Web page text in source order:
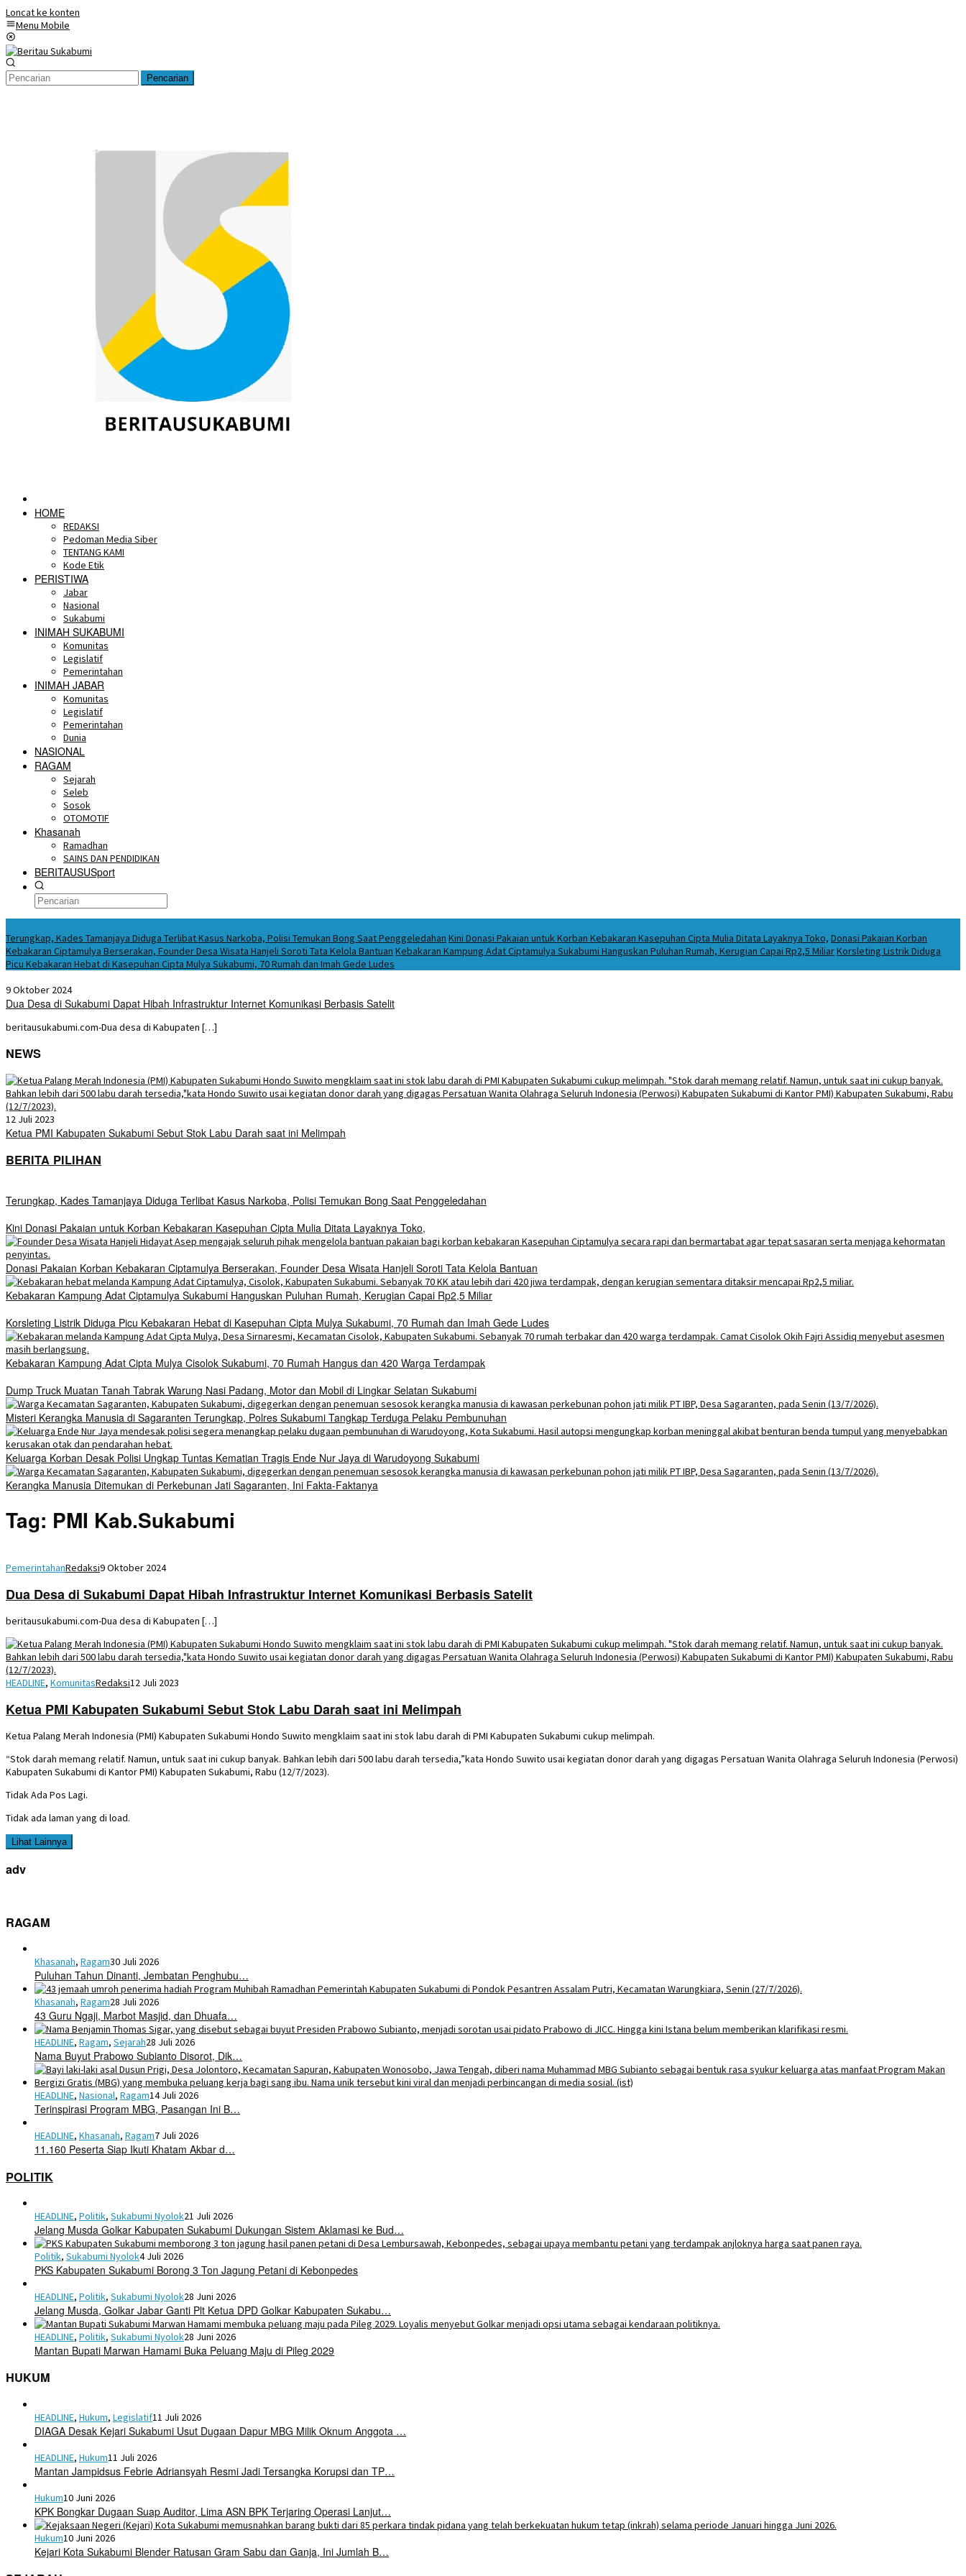
Loncat ke konten
Menu Mobile
Pencarian
HOME
REDAKSI
Pedoman Media Siber
TENTANG KAMI
Kode Etik
PERISTIWA
Jabar
Nasional
Sukabumi
INIMAH SUKABUMI
Komunitas
Legislatif
Pemerintahan
INIMAH JABAR
Komunitas
Legislatif
Pemerintahan
Dunia
NASIONAL
RAGAM
Sejarah
Seleb
Sosok
OTOMOTIF
Khasanah
Ramadhan
SAINS DAN PENDIDIKAN
BERITAUSUSport
Terungkap, Kades Tamanjaya Diduga Terlibat Kasus Narkoba, Polisi Temukan Bong Saat Penggeledahan Kini Donasi Pakaian untuk Korban Kebakaran Kasepuhan Cipta Mulia Ditata Layaknya Toko, Donasi Pakaian Korban
Kebakaran Ciptamulya Berserakan, Founder Desa Wisata Hanjeli Soroti Tata Kelola Bantuan Kebakaran Kampung Adat Ciptamulya Sukabumi Hanguskan Puluhan Rumah, Kerugian Capai Rp2,5 MiliarKorsleting Listrik Diduga
Picu Kebakaran Hebat di Kasepuhan Cipta Mulya Sukabumi, 70 Rumah dan Imah Gede Ludes
9 Oktober 2024
Dua Desa di Sukabumi Dapat Hibah Infrastruktur Internet Komunikasi Berbasis Satelit
beritausukabumi.com-Dua desa di Kabupaten […]
NEWS
12 Juli 2023
Ketua PMI Kabupaten Sukabumi Sebut Stok Labu Darah saat ini Melimpah
BERITA PILIHAN
Terungkap, Kades Tamanjaya Diduga Terlibat Kasus Narkoba, Polisi Temukan Bong Saat Penggeledahan
Kini Donasi Pakaian untuk Korban Kebakaran Kasepuhan Cipta Mulia Ditata Layaknya Toko,
Donasi Pakaian Korban Kebakaran Ciptamulya Berserakan, Founder Desa Wisata Hanjeli Soroti Tata Kelola Bantuan
Kebakaran Kampung Adat Ciptamulya Sukabumi Hanguskan Puluhan Rumah, Kerugian Capai Rp2,5 Miliar
Korsleting Listrik Diduga Picu Kebakaran Hebat di Kasepuhan Cipta Mulya Sukabumi, 70 Rumah dan Imah Gede Ludes
Kebakaran Kampung Adat Cipta Mulya Cisolok Sukabumi, 70 Rumah Hangus dan 420 Warga Terdampak
Dump Truck Muatan Tanah Tabrak Warung Nasi Padang, Motor dan Mobil di Lingkar Selatan Sukabumi
Misteri Kerangka Manusia di Sagaranten Terungkap, Polres Sukabumi Tangkap Terduga Pelaku Pembunuhan
Keluarga Korban Desak Polisi Ungkap Tuntas Kematian Tragis Ende Nur Jaya di Warudoyong Sukabumi
Kerangka Manusia Ditemukan di Perkebunan Jati Sagaranten, Ini Fakta-Faktanya
Tag: PMI Kab.Sukabumi
PemerintahanRedaksi9 Oktober 2024
Dua Desa di Sukabumi Dapat Hibah Infrastruktur Internet Komunikasi Berbasis Satelit
beritausukabumi.com-Dua desa di Kabupaten […]
HEADLINE, KomunitasRedaksi12 Juli 2023
Ketua PMI Kabupaten Sukabumi Sebut Stok Labu Darah saat ini Melimpah
Ketua Palang Merah Indonesia (PMI) Kabupaten Sukabumi Hondo Suwito mengklaim saat ini stok labu darah di PMI Kabupaten Sukabumi cukup melimpah.
“Stok darah memang relatif. Namun, untuk saat ini cukup banyak. Bahkan lebih dari 500 labu darah tersedia,”kata Hondo Suwito usai kegiatan donor darah yang digagas Persatuan Wanita Olahraga Seluruh Indonesia (Perwosi)
Kabupaten Sukabumi di Kantor PMI) Kabupaten Sukabumi, Rabu (12/7/2023).
Tidak Ada Pos Lagi.
Tidak ada laman yang di load.
Lihat Lainnya
adv
RAGAM
Khasanah, Ragam30 Juli 2026
Puluhan Tahun Dinanti, Jembatan Penghubu…
Khasanah, Ragam28 Juli 2026
43 Guru Ngaji, Marbot Masjid, dan Dhuafa…
HEADLINE, Ragam, Sejarah28 Juli 2026
Nama Buyut Prabowo Subianto Disorot, Dik…
HEADLINE, Nasional, Ragam14 Juli 2026
Terinspirasi Program MBG, Pasangan Ini B…
HEADLINE, Khasanah, Ragam7 Juli 2026
11.160 Peserta Siap Ikuti Khatam Akbar d…
POLITIK
HEADLINE, Politik, Sukabumi Nyolok21 Juli 2026
Jelang Musda Golkar Kabupaten Sukabumi Dukungan Sistem Aklamasi ke Bud…
Politik, Sukabumi Nyolok4 Juli 2026
PKS Kabupaten Sukabumi Borong 3 Ton Jagung Petani di Kebonpedes
HEADLINE, Politik, Sukabumi Nyolok28 Juni 2026
Jelang Musda, Golkar Jabar Ganti Plt Ketua DPD Golkar Kabupaten Sukabu…
HEADLINE, Politik, Sukabumi Nyolok28 Juni 2026
Mantan Bupati Marwan Hamami Buka Peluang Maju di Pileg 2029
HUKUM
HEADLINE, Hukum, Legislatif11 Juli 2026
DIAGA Desak Kejari Sukabumi Usut Dugaan Dapur MBG Milik Oknum Anggota …
HEADLINE, Hukum11 Juli 2026
Mantan Jampidsus Febrie Adriansyah Resmi Jadi Tersangka Korupsi dan TP…
Hukum10 Juni 2026
KPK Bongkar Dugaan Suap Auditor, Lima ASN BPK Terjaring Operasi Lanjut…
Hukum10 Juni 2026
Kejari Kota Sukabumi Blender Ratusan Gram Sabu dan Ganja, Ini Jumlah B…